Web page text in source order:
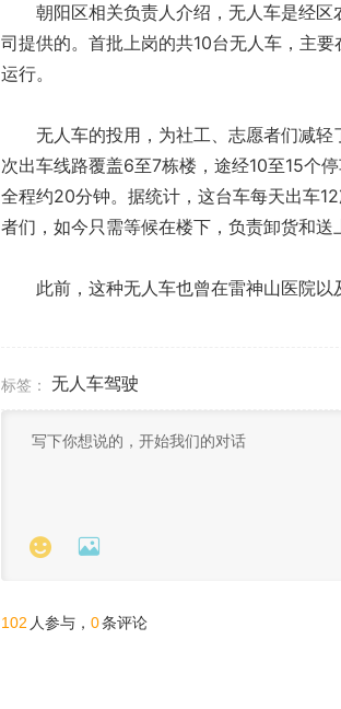
朝阳区相关负责人介绍，无人车是经区
司提供的。首批上岗的共10台无人车，主
运行。
无人车的投用，为社工、志愿者们减轻
次出车线路覆盖6至7栋楼，途经10至15个
全程约20分钟。据统计，这台车每天出车
者们，如今只需等候在楼下，负责卸货和送
此前，这种无人车也曾在雷神山医院以
标签： 无人车驾驶
 
102 人参与， 0条评论